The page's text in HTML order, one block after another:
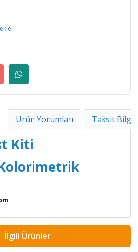
Ürün Yorumları Taksit
Kiti
İlgili Ürünler